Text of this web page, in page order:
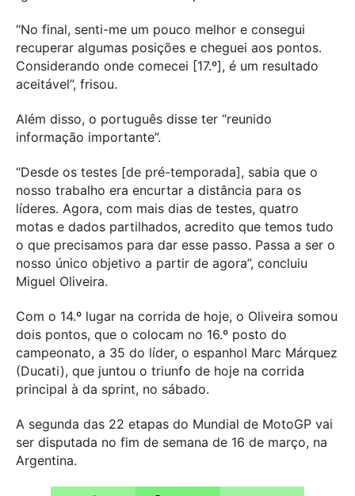
“No final, senti-me um pouco melhor e consegui
recuperar algumas posições e cheguei aos pontos.
Considerando onde comecei [17.º], é um resultado
aceitável”, frisou.
Além disso, o português disse ter “reunido
informação importante”.
“Desde os testes [de pré-temporada], sabia que o
nosso trabalho era encurtar a distância para os
líderes. Agora, com mais dias de testes, quatro
motas e dados partilhados, acredito que temos tudo
o que precisamos para dar esse passo. Passa a ser o
nosso único objetivo a partir de agora”, concluiu
Miguel Oliveira.
Com o 14.º lugar na corrida de hoje, o Oliveira somou
dois pontos, que o colocam no 16.º posto do
campeonato, a 35 do líder, o espanhol Marc Márquez
(Ducati), que juntou o triunfo de hoje na corrida
principal à da sprint, no sábado.
A segunda das 22 etapas do Mundial de MotoGP vai
ser disputada no fim de semana de 16 de março, na
Argentina.